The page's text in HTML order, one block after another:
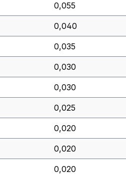
0,055
0,040
0,035
0,030
0,030
0,025
0,020
0,020
0,020